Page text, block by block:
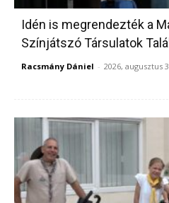
Idén is megrendezték a
Színjátszó Társulatok
Racsmány Dániel - 2026, augusztus 3.